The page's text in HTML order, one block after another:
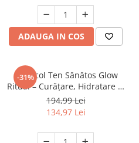
ADAUGA IN COS
-31%
Protocol Ten Sănătos Glow
Ritual – Curățare, Hidratare și
Echilibru în 3 Pași
194,99 Lei
134,97 Lei